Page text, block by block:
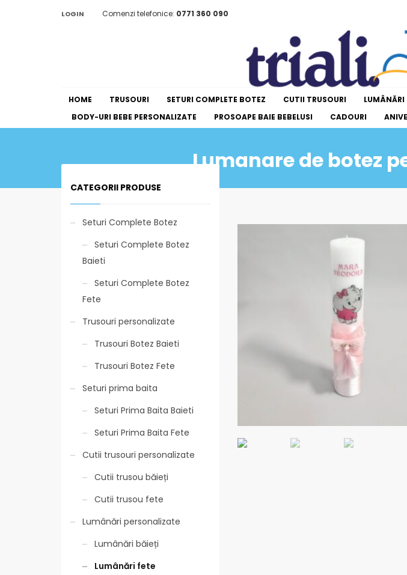
LOGIN Comenzi telefonice: 0771 360 090
HOME TRUSOURI SETURI COMPLETE BOTEZ CUTII TRUSOURI LUMÂNĂRI
BODY-URI BEBE PERSONALIZATE
PROSOAPE BAIE BEBELUSI CADOURI
Lumanare de botez
CATEGORII PRODUSE
Seturi Complete Botez
Seturi Complete Botez
Baieti
Seturi Complete Botez
Fete
Trusouri personalizate
Trusouri Botez Baieti
Trusouri Botez Fete
Seturi prima baita
Seturi Prima Baita Baieti
Seturi Prima Baita Fete
Cutii trusouri personalizate
Cutii trusou băieți
Cutii trusou fete
Lumânări personalizate
Lumânări băieți
Lumânări fete